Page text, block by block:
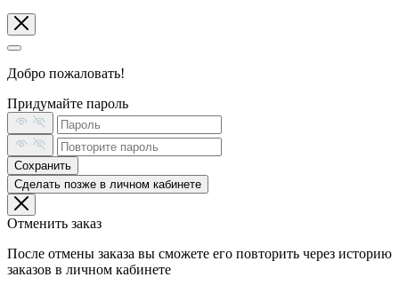
Добро пожаловать!
Придумайте пароль
Сохранить
Сделать позже в личном кабинете
Отменить заказ
После отмены заказа вы сможете его повторить через историю
заказов в личном кабинете